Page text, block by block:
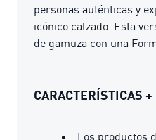
personas auténticas y
icónico calzado. Esta
de gamuza con una
CARACTERÍSTICAS
Los productos